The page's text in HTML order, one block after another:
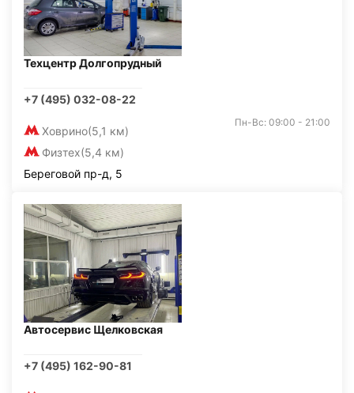
Техцентр Долгопрудный
+7 (495) 032-08-22
Ховрино(5,1 км)
Физтех(5,4 км)
Пн-Вс: 09:00 - 21:00
Береговой пр-д, 5
Автосервис Щелковская
+7 (495) 162-90-81